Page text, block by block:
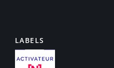
LABELS